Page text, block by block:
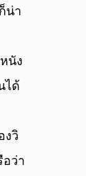
นัง
ได้
งวิ
ว่า